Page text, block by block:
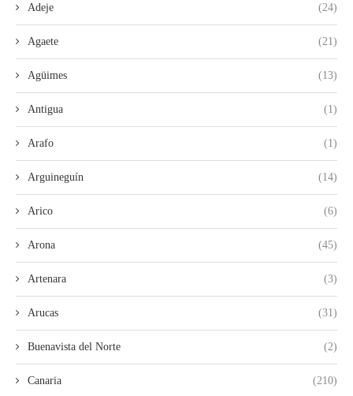
Adeje (24)
Agaete (21)
Agüimes (13)
Antigua (1)
Arafo (1)
Arguineguín (14)
Arico (6)
Arona (45)
Artenara (3)
Arucas (31)
Buenavista del Norte (2)
Canaria (210)